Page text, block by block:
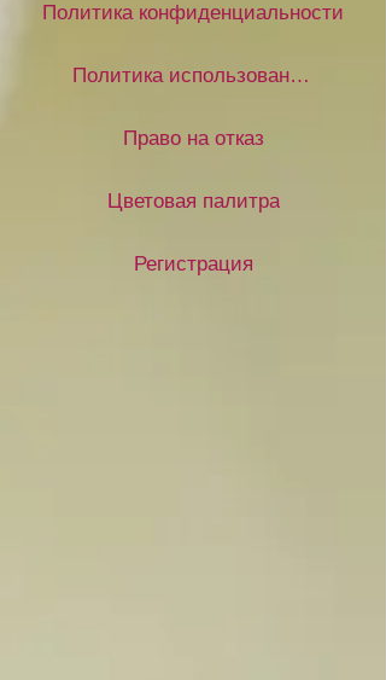
Политика конфиденциальности
Политика использования файлов cookie
Право на отказ
Цветовая палитра
Регистрация